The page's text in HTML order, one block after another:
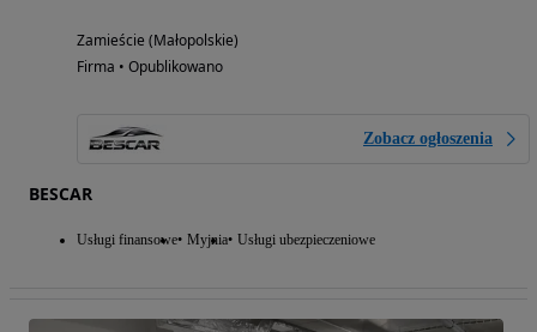
Zamieście (Małopolskie)
Firma • Opublikowano
Zobacz ogłoszenia
BESCAR
Usługi finansowe Myjnia Usługi ubezpieczeniowe